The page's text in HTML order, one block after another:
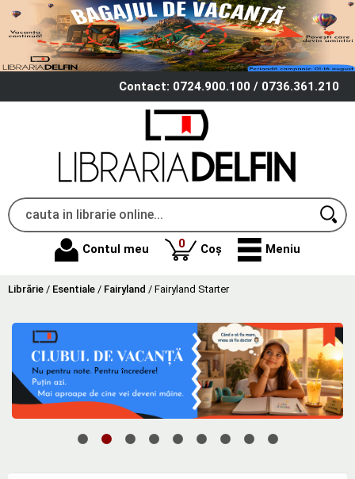
Contact: 0724.900.100 / 0736.361.210
Contul meu 0produse
Coș Meniu
Librărie / Esentiale / Fairyland / Fairyland Starter